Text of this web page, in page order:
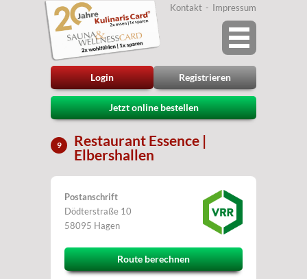
Login Registrieren
Kontakt Impressum
Jetzt online bestellen
9
Restaurant Essence |
Elbershallen
Postanschrift
Dödterstraße 10
58095 Hagen
Route berechnen